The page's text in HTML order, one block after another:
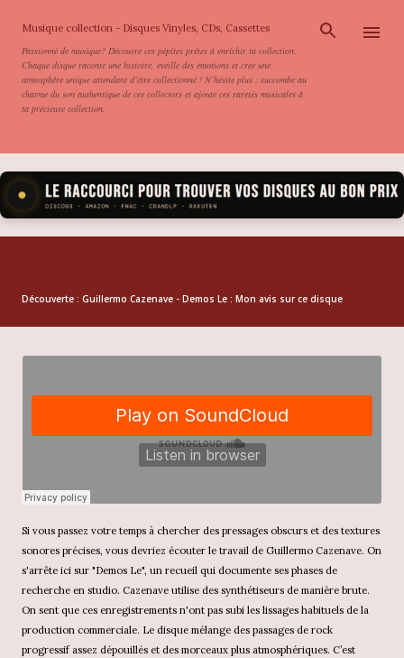
Accéder au contenu principal
Musique collection - Disques Vinyles, CDs, Cassettes
Passionné de musique? Découvre ces pépites prêtes à enrichir ta collection.
Chaque disque raconte une histoire, éveille des émotions et crée une
atmosphère unique attendant d’être collectionné ! N’hésite plus : succombe au
charme du son authentique de ces collectors et ajoute ces raretés musicales à
ta précieuse collection.
Découverte : Guillermo Cazenave - Demos Le : Mon avis sur ce disque
Si vous passez votre temps à chercher des pressages obscurs et des textures
sonores précises, vous devriez écouter le travail de Guillermo Cazenave. On
s'arrête ici sur "Demos Le", un recueil qui documente ses phases de
recherche en studio. Cazenave utilise des synthétiseurs de manière brute.
On sent que ces enregistrements n'ont pas subi les lissages habituels de la
production commerciale. Le disque mélange des passages de rock
progressif assez dépouillés et des morceaux plus atmosphériques. C’est